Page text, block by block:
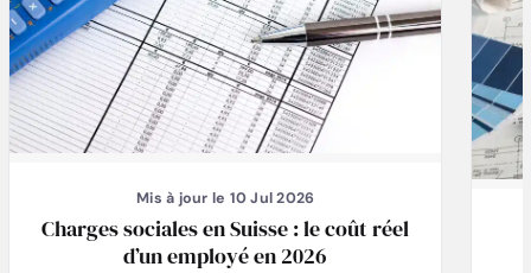
Mis à jour le 10 Jul 2026
Charges sociales en Suisse : le coût réel
d’un employé en 2026